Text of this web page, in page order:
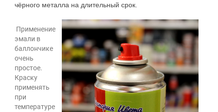
чёрного металла на длительный срок.
Применение
эмали в
баллончике
очень
простое.
Краску
применять
при
температуре